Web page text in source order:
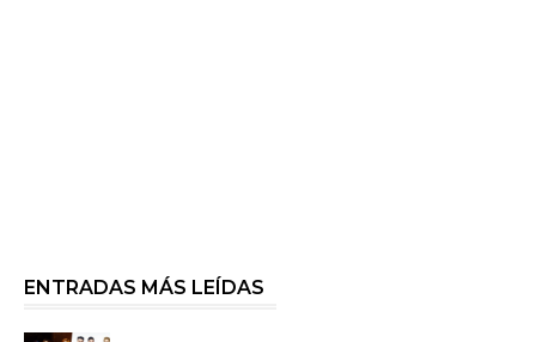
ENTRADAS MÁS LEÍDAS